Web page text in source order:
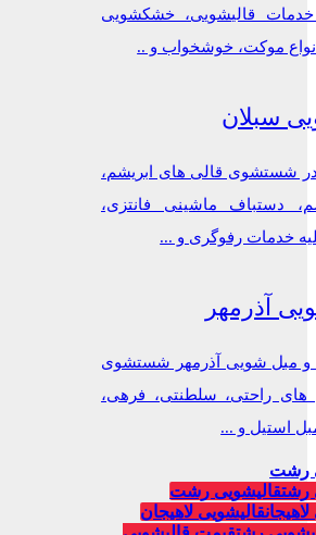
قالیشویی، خشکشویی
موکت، خوشخواب و ..
سبلان
شستشوی قالی های ابریشم،
دستباف ماشینی فانتزی،
خدمات رفوگری و ...
آذرمهر
و مبل شویی آذرمهر شستشوی
های راحتی، سلطنتی، فرهی،
استیل و ...
رشت
رشتقالیشویی رشت
قالیشویی لاهیجان